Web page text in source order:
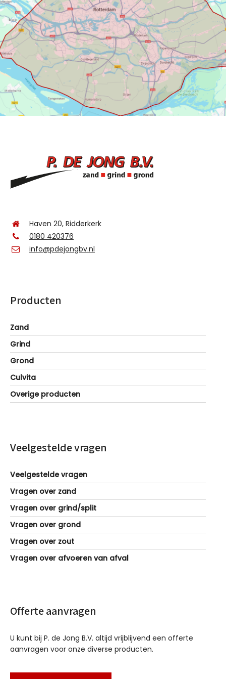
Haven 20, Ridderkerk
0180 420376
info@pdejongbv.nl
Producten
Zand
Grind
Grond
Culvita
Overige producten
Veelgestelde vragen
Veelgestelde vragen
Vragen over zand
Vragen over grind/split
Vragen over grond
Vragen over zout
Vragen over afvoeren van afval
Offerte aanvragen
U kunt bij P. de Jong B.V. altijd vrijblijvend een offerte
aanvragen voor onze diverse producten.